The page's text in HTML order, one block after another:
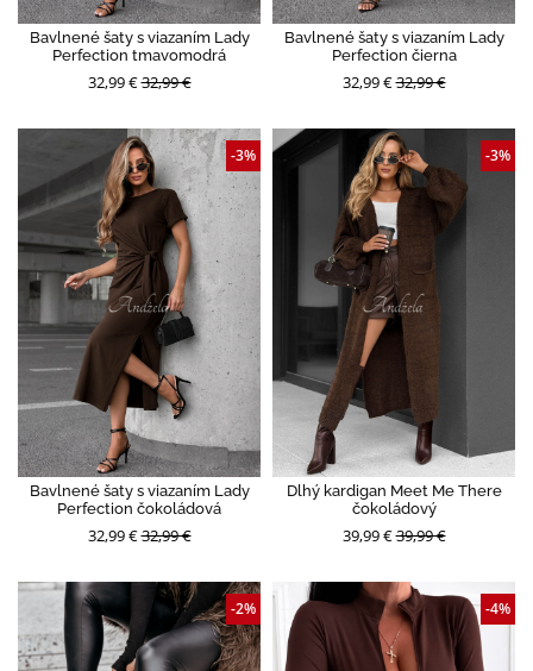
Bavlnené šaty s viazaním Lady
Perfection tmavomodrá
32,99 €32,99 €
Bavlnené šaty s viazaním Lady
Perfection čierna
32,99 €32,99 €
Bavlnené šaty s viazaním Lady
Perfection čokoládová
32,99 €32,99 €
-3%
Dlhý kardigan Meet Me There
čokoládový
39,99 €39,99 €
-3%
-2% -4%